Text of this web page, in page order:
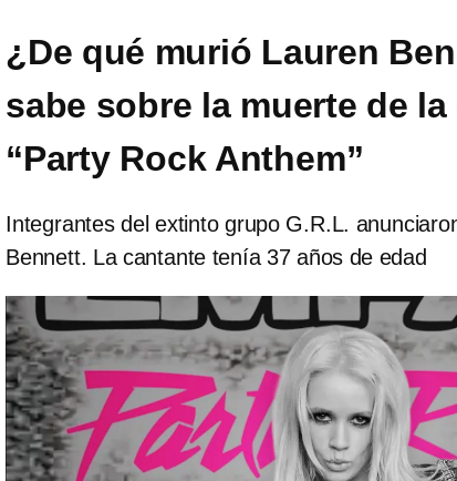
¿De qué murió Lauren
sabe sobre la muerte de
“Party Rock Anthem”
Integrantes del extinto grupo G.R.L.
Bennett. La cantante tenía 37 años de edad